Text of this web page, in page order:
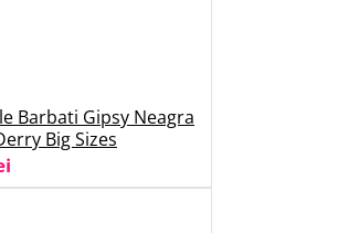
Barbati Gipsy Neagra
Big Sizes